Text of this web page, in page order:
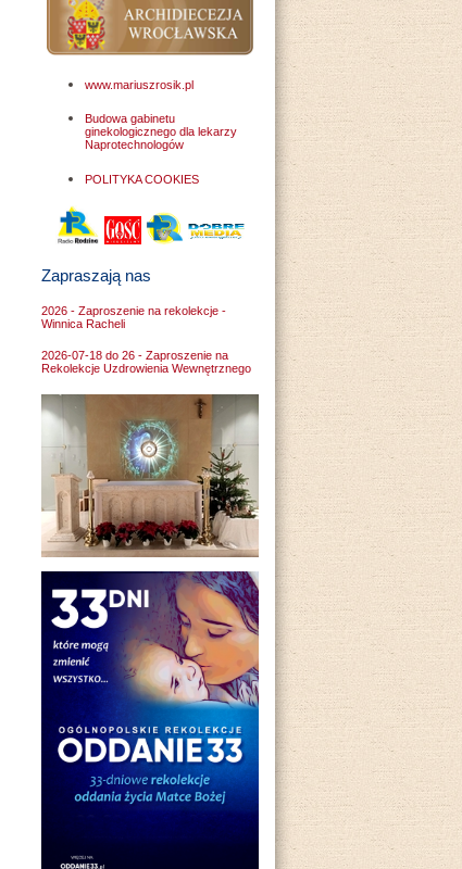
www.mariuszrosik.pl
Budowa gabinetu
ginekologicznego dla lekarzy
Naprotechnologów
POLITYKA COOKIES
Zapraszają nas
2026 - Zaproszenie na rekolekcje -
Winnica Racheli
2026-07-18 do 26 - Zaproszenie na
Rekolekcje Uzdrowienia Wewnętrznego